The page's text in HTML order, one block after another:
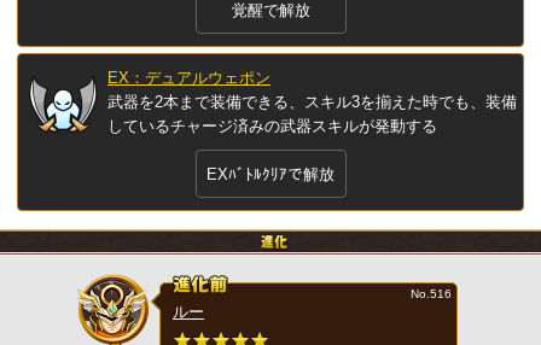
覚醒で解放
EX：デュアルウェポン
武器を2本まで装備できる、スキル3を揃えた時でも、装備
しているチャージ済みの武器スキルが発動する
EXﾊﾞﾄﾙｸﾘｱで解放
ルー
No.516